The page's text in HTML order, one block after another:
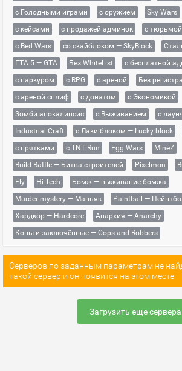
с Голодными играми
с оружием Sky Wars
с кейсами
с продажей админок с
с Bed Wars
со скайблоком — SkyBlock
ГТА 5 — GTA
Без WhiteList
с бесплатной
с паркуром
с RPG с ареной
Без
с ареной сплиф
с донатом с Экономикой
Зомби апокалипсис
с Выживанием с
Industrial Craft
с Лаки блоком — Lucky block
с прятками
с TNT Run Egg Wars
MineZ
Build Battle — Битва строителей
Pixelmon
Fly
Hi-Tech
Бомж — выживание бомжа
Murder mystery — Маньяк
Paintball —
Хардкор — Hardcore
Анархия — Anarchy
Копы и заключённые — Cops and Robbers
Серверов по заданным параметрам не
такой сервер и он появится на этом месте!
Загрузить еще сервера